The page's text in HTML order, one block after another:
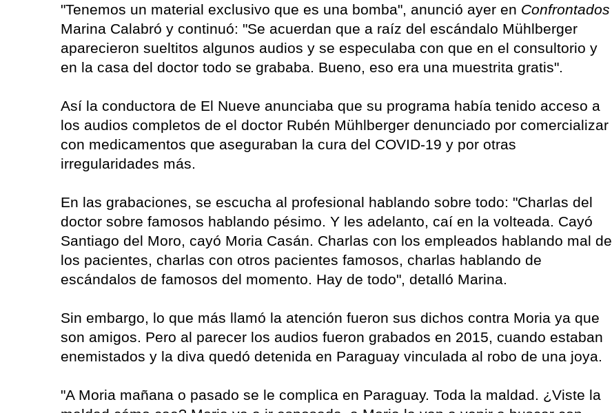
"Tenemos un material exclusivo que es una bomba", anunció ayer en Confrontados
Marina Calabró y continuó: "Se acuerdan que a raíz del escándalo Mühlberger
aparecieron sueltitos algunos audios y se especulaba con que en el consultorio y
en la casa del doctor todo se grababa. Bueno, eso era una muestrita gratis".
Así la conductora de El Nueve anunciaba que su programa había tenido acceso a
los audios completos de el doctor Rubén Mühlberger denunciado por comercializar
con medicamentos que aseguraban la cura del COVID-19 y por otras
irregularidades más.
En las grabaciones, se escucha al profesional hablando sobre todo: "Charlas del
doctor sobre famosos hablando pésimo. Y les adelanto, caí en la volteada. Cayó
Santiago del Moro, cayó Moria Casán. Charlas con los empleados hablando mal de
los pacientes, charlas con otros pacientes famosos, charlas hablando de
escándalos de famosos del momento. Hay de todo", detalló Marina.
Sin embargo, lo que más llamó la atención fueron sus dichos contra Moria ya que
son amigos. Pero al parecer los audios fueron grabados en 2015, cuando estaban
enemistados y la diva quedó detenida en Paraguay vinculada al robo de una joya.
"A Moria mañana o pasado se le complica en Paraguay. Toda la maldad. ¿Viste la